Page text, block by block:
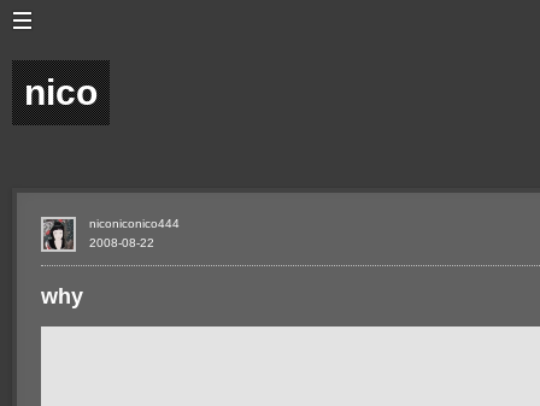
nico
why
2008-08-22
niconiconico444